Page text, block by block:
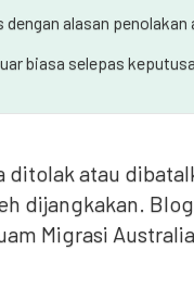
alasan penolakan
biasa selepas
ditolak atau
dijangkakan.
Migrasi